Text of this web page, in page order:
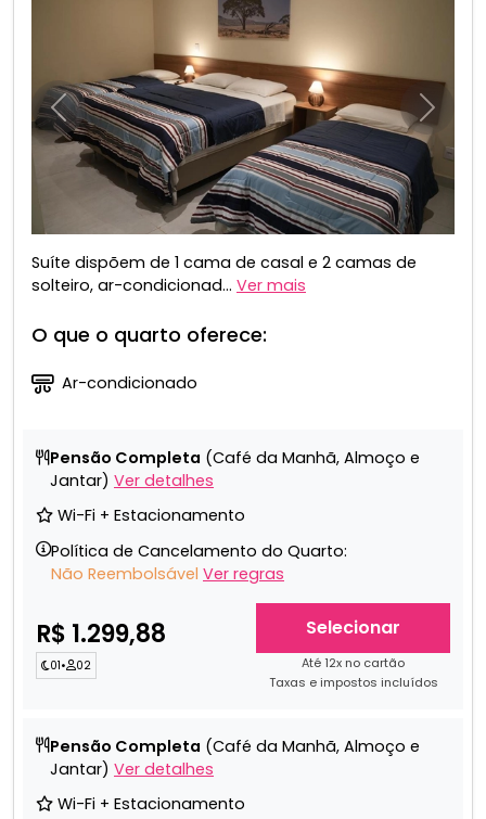
Anterior
Suíte dispõem de 1 cama de casal e 2 camas de
solteiro, ar-condicionad... Ver mais
O que o quarto oferece:
Ar-condicionado
Pensão Completa (Café da Manhã, Almoço e
Jantar) Ver detalhes
Wi-Fi + Estacionamento
Política de Cancelamento do Quarto:
Não Reembolsável Ver regras
R$ 1.299,88
01• 02
Selecionar
Até 12x no cartão
Taxas e impostos incluídos
Pensão Completa (Café da Manhã, Almoço e
Jantar) Ver detalhes
Wi-Fi + Estacionamento